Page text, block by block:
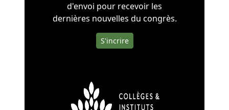
d'envoi pour recevoir les
dernières nouvelles du congrès.
S'incrire